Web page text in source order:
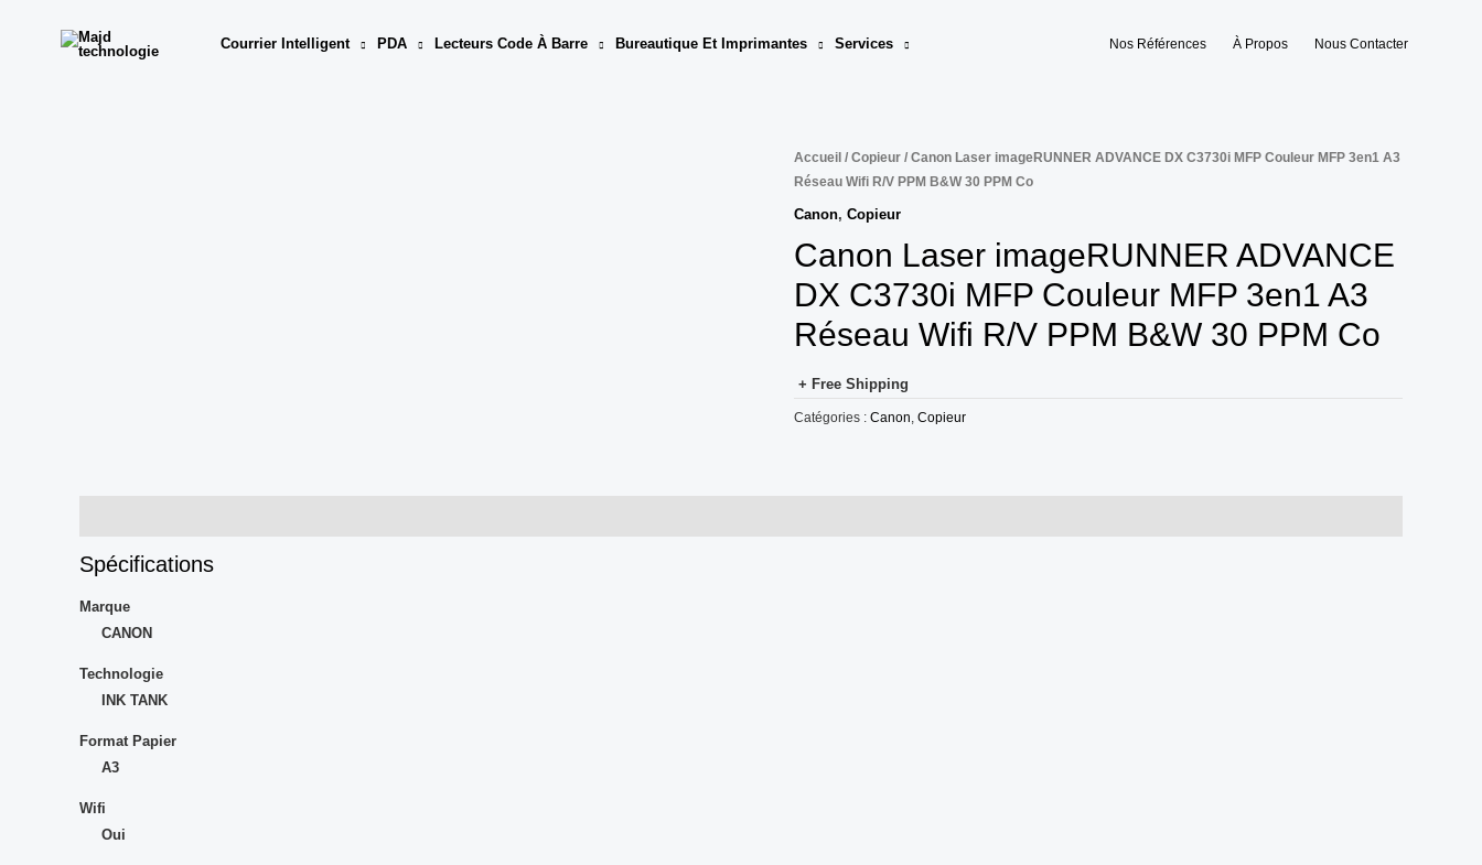
Courrier Intelligent PDA Lecteurs Code À Barre Bureautique Et Imprimantes Services Nos Références À Propos Nous Contacter
Accueil / Copieur / Canon Laser imageRUNNER ADVANCE DX C3730i MFP Couleur MFP 3en1 A3
Réseau Wifi R/V PPM B&W 30 PPM Co
Canon, Copieur
Canon Laser imageRUNNER ADVANCE
DX C3730i MFP Couleur MFP 3en1 A3
Réseau Wifi R/V PPM B&W 30 PPM Co
+ Free Shipping
Catégories : Canon Copieur
Spécifications
Marque
CANON
Technologie
INK TANK
Format Papier
A3
Wifi
Oui